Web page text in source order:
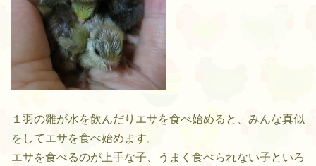
１羽の雛が水を飲んだりエサを食べ始めると、みんな真似
をしてエサを食べ始めます。
エサを食べるのが上手な子、うまく食べられない子といろ